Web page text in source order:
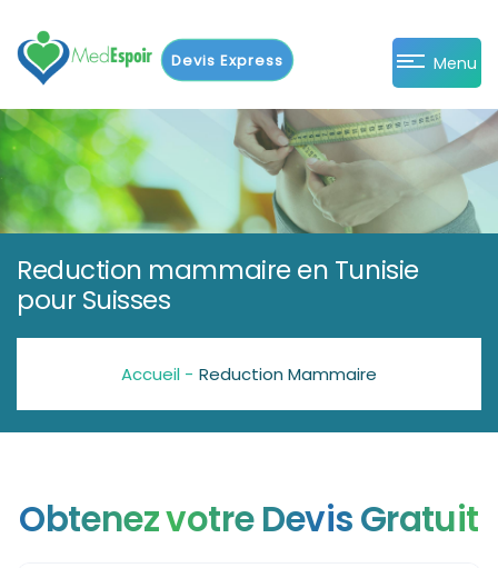
Devis Express Menu
Reduction mammaire en Tunisie
pour Suisses
Accueil - Reduction Mammaire
Obtenez votre Devis Gratuit